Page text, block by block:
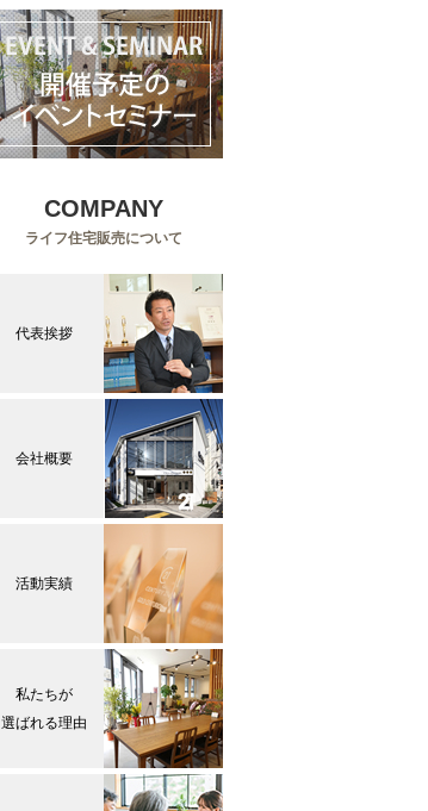
COMPANY
ライフ住宅販売について
代表挨拶
会社概要
活動実績
私たちが
選ばれる理由